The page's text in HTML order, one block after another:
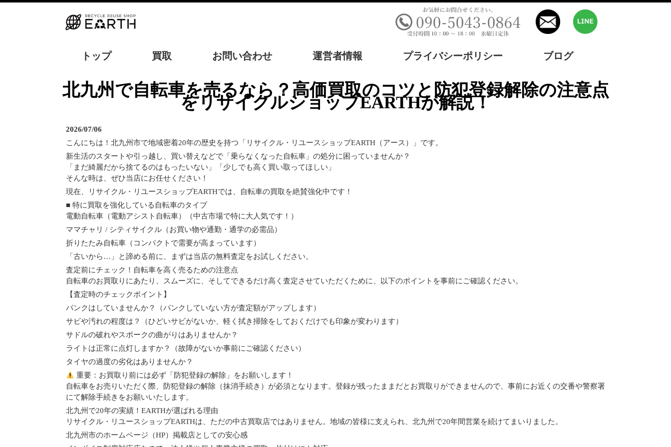
トップ 買取 お問い合わせ 運営者情報 プライバシーポリシー ブログ
北九州で自転車を売るなら？高価買取のコツと防犯登録解除の注意点
をリサイクルショップEARTHが解説！
2026/07/06
こんにちは！北九州市で地域密着20年の歴史を持つ「リサイクル・リユースショップEARTH（アース）」です。
新生活のスタートや引っ越し、買い替えなどで「乗らなくなった自転車」の処分に困っていませんか？
「まだ綺麗だから捨てるのはもったいない」「少しでも高く買い取ってほしい」
そんな時は、ぜひ当店にお任せください！
現在、リサイクル・リユースショップEARTHでは、自転車の買取を絶賛強化中です！
■ 特に買取を強化している自転車のタイプ
電動自転車（電動アシスト自転車）（中古市場で特に大人気です！）
ママチャリ / シティサイクル（お買い物や通勤・通学の必需品）
折りたたみ自転車（コンパクトで需要が高まっています）
「古いから…」と諦める前に、まずは当店の無料査定をお試しください。
査定前にチェック！自転車を高く売るための注意点
自転車のお買取りにあたり、スムーズに、そしてできるだけ高く査定させていただくために、以下のポイントを事前にご確認ください。
【査定時のチェックポイント】
パンクはしていませんか？（パンクしていない方が査定額がアップします）
サビや汚れの程度は？（ひどいサビがないか、軽く拭き掃除をしておくだけでも印象が変わります）
サドルの破れやスポークの曲がりはありませんか？
ライトは正常に点灯しますか？（故障がないか事前にご確認ください）
タイヤの過度の劣化はありませんか？
重要：お買取り前には必ず「防犯登録の解除」をお願いします！
自転車をお売りいただく際、防犯登録の解除（抹消手続き）が必須となります。登録が残ったままだとお買取りができませんので、事前にお近くの交番や警察署
にて解除手続きをお願いいたします。
北九州で20年の実績！EARTHが選ばれる理由
リサイクル・リユースショップEARTHは、ただの中古買取店ではありません。地域の皆様に支えられ、北九州で20年間営業を続けてまいりました。
北九州市のホームページ（HP）掲載店としての安心感